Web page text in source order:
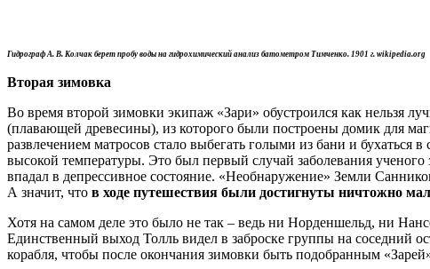
Гидрограф А. В. Колчак берет пробу воды на гидрохимический анализ батометром Тимченко. 1901 г. wikipedia.org
Вторая зимовка
Во время второй зимовки экипаж «Зари» обустроился как нельзя
(плавающей древесины), из которого были построены домик для
развлечением матросов стало выбегать голыми из бани и бухаться
высокой температуры. Это был первый случай заболевания
впадал в депрессивное состояние. «Необнаружение» Земли
А значит, что в ходе путешествия были достигнуты ничтожно
Хотя на самом деле это было не так – ведь ни Норденшельд, ни
Единственный выход Толль видел в заброске группы на соседний
корабля, чтобы после окончания зимовки быть подобранным